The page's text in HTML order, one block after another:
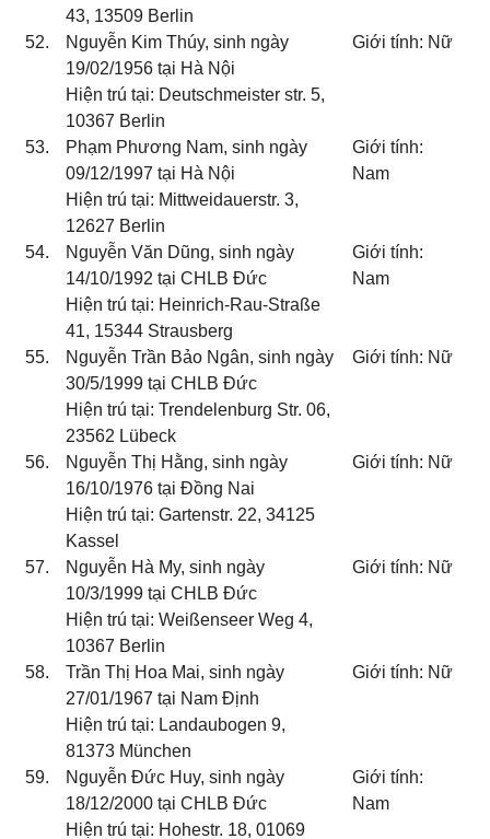
43, 13509 Berlin
52.
Nguyễn Kim Thúy, sinh ngày
19/02/1956 tại Hà Nội
Hiện trú tại: Deutschmeister str. 5,
10367 Berlin
Giới tính: Nữ
53.
Phạm Phương Nam, sinh ngày
09/12/1997 tại Hà Nội
Hiện trú tại: Mittweidauerstr. 3,
12627 Berlin
Giới tính:
Nam
54.
Nguyễn Văn Dũng, sinh ngày
14/10/1992 tại CHLB Đức
Hiện trú tại: Heinrich-Rau-Straße
41, 15344 Strausberg
Giới tính:
Nam
55.
Nguyễn Trần Bảo Ngân, sinh ngày
30/5/1999 tại CHLB Đức
Hiện trú tại: Trendelenburg Str. 06,
23562 Lübeck
Giới tính: Nữ
56.
Nguyễn Thị Hằng, sinh ngày
16/10/1976 tại Đồng Nai
Hiện trú tại: Gartenstr. 22, 34125
Kassel
Giới tính: Nữ
57.
Nguyễn Hà My, sinh ngày
10/3/1999 tại CHLB Đức
Hiện trú tại: Weißenseer Weg 4,
10367 Berlin
Giới tính: Nữ
58.
Trần Thị Hoa Mai, sinh ngày
27/01/1967 tại Nam Định
Hiện trú tại: Landaubogen 9,
81373 München
Giới tính: Nữ
59.
Nguyễn Đức Huy, sinh ngày
18/12/2000 tại CHLB Đức
Hiện trú tại: Hohestr. 18, 01069
Giới tính:
Nam